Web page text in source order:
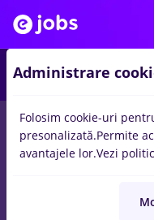
locuri de munca
pentruStudentin
Administrare
Folosim cookie-uri
presonalizată.Permite
avantajele lor.Vezi